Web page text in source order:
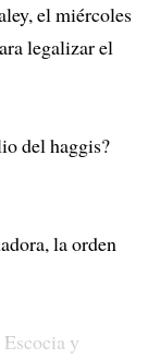
el miércoles
legalizar el
del haggis?
la orden
y